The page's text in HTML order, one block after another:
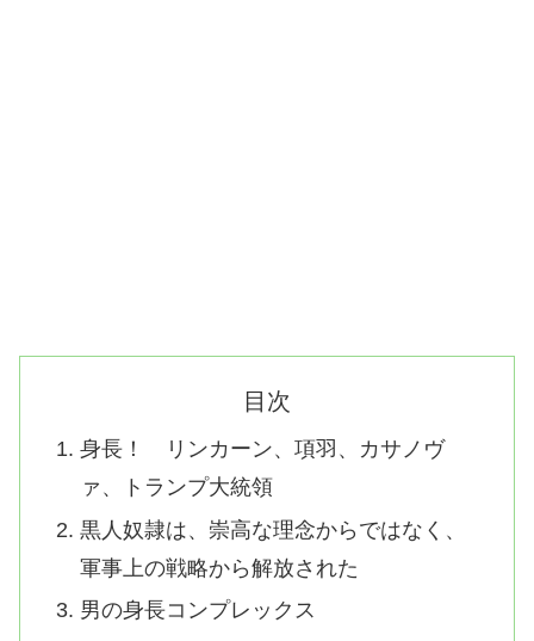
目次
身長！ リンカーン、項羽、カサノヴ
ァ、トランプ大統領
黒人奴隷は、崇高な理念からではなく、
軍事上の戦略から解放された
男の身長コンプレックス